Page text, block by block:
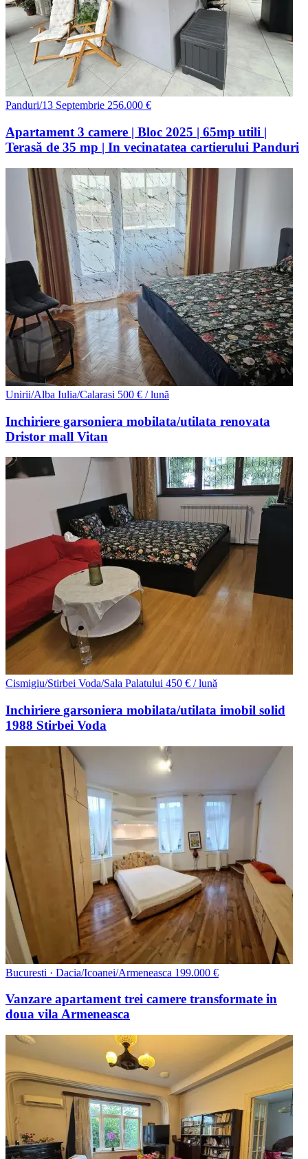
Panduri/13 Septembrie 256.000 €
Apartament 3 camere | Bloc 2025 | 65mp utili |
Terasă de 35 mp | In vecinatatea cartierului Panduri
Unirii/Alba Iulia/Calarasi 500 € / lună
Inchiriere garsoniera mobilata/utilata renovata
Dristor mall Vitan
Cismigiu/Stirbei Voda/Sala Palatului 450 € / lună
Inchiriere garsoniera mobilata/utilata imobil solid
1988 Stirbei Voda
Bucuresti · Dacia/Icoanei/Armeneasca 199.000 €
Vanzare apartament trei camere transformate in
doua vila Armeneasca